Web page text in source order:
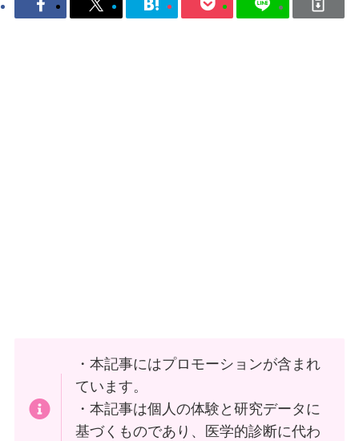
・本記事にはプロモーションが含まれ
ています。
・本記事は個人の体験と研究データに
基づくものであり、医学的診断に代わ